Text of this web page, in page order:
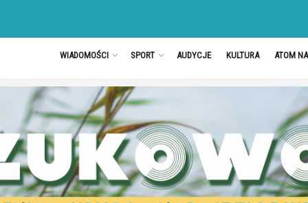
WIADOMOŚCI SPORT AUDYCJE KULTURA ATOM